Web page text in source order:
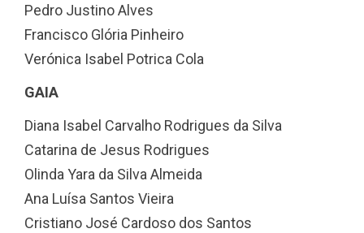
Pedro Justino Alves
Francisco Glória Pinheiro
Verónica Isabel Potrica Cola
GAIA
Diana Isabel Carvalho Rodrigues da Silva
Catarina de Jesus Rodrigues
Olinda Yara da Silva Almeida
Ana Luísa Santos Vieira
Cristiano José Cardoso dos Santos